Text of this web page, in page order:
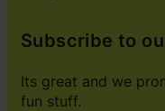
Subscribe to
Its great and we
fun stuff.